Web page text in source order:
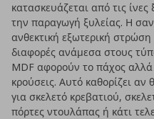
κατασκευάζεται από τις
την παραγωγή ξυλείας. Η
ανθεκτική εξωτερική
διαφορές ανάμεσα στους
MDF αφορούν το πάχος αλλά
κρούσεις. Αυτό καθορίζει
για σκελετό κρεβατιού,
πόρτες ντουλάπας ή κάτι